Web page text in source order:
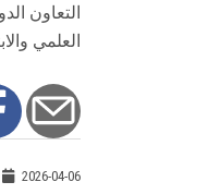
التعاون
العلمي
2026-04-06